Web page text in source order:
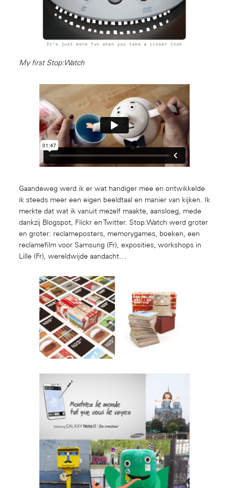
My first Stop:Watch
Gaandeweg werd ik er wat handiger mee en ontwikkelde
ik steeds meer een eigen beeldtaal en manier van kijken. Ik
merkte dat wat ik vanuit mezelf maakte, aansloeg, mede
dankzij Blogspot, Flickr en Twitter. Stop:Watch werd groter
en groter: reclameposters, memorygames, boeken, een
reclamefilm voor Samsung (Fr), exposities, workshops in
Lille (Fr), wereldwijde aandacht…